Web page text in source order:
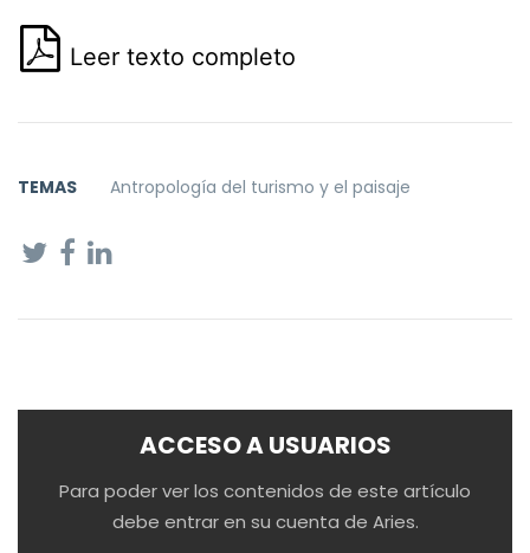
Leer texto completo
TEMAS Antropología del turismo y el paisaje
ACCESO A USUARIOS
Para poder ver los contenidos de este artículo
debe entrar en su cuenta de Aries.